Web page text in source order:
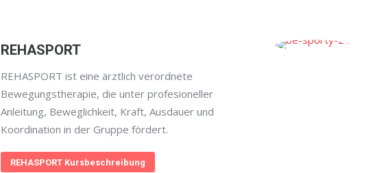
REHASPORT
REHASPORT ist eine ärztlich verordnete
Bewegungstherapie, die unter profesioneller
Anleitung, Beweglichkeit, Kraft, Ausdauer und
Koordination in der Gruppe fördert.
REHASPORT Kursbeschreibung